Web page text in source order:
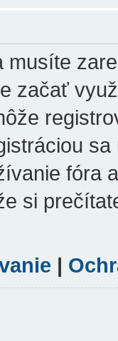
musíte
začať
fóra
si
|